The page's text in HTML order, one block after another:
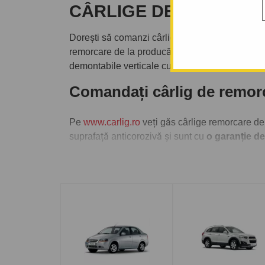
CÂRLIGE DE
Dorești să comanzi cârlig de remorcare
remorcare de la producători de top precum
demontabile verticale cu cheiță antifurt.
Comandați cârlig de
Pe www.carlig.ro veți găs cârlige remorcare
suprafață anticorozivă și sunt cu o garanție
Pentru fiecare cârlig de remorcare, aveți